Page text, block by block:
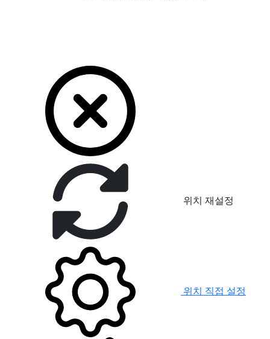
위치 재설정
위치 직접 설정